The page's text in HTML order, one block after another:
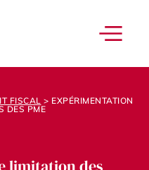
FISCAL > EXPÉRIMENTATION
DES PME
limitation des